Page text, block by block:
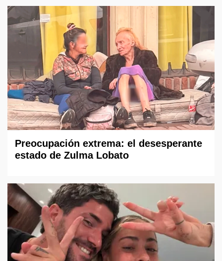
Preocupación extrema: el desesperante
estado de Zulma Lobato